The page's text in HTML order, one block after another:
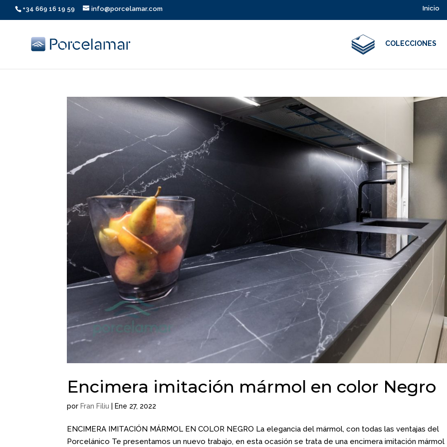
+34 669 16 19 59 info@porcelamar.com Inicio
COLECCIONES
Encimera imitación mármol en color Negro
porFran Filiu |Ene 27, 2022
ENCIMERA IMITACIÓN MÁRMOL EN COLOR NEGRO La elegancia del mármol, con todas las ventajas del
Porcelánico Te presentamos un nuevo trabajo, en esta ocasión se trata de una encimera imitación mármol